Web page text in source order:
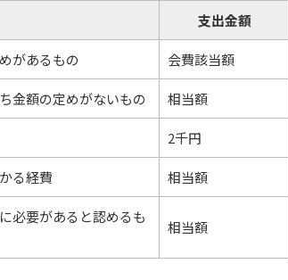
支出金額
があるもの 会費該当額
金額の定めがないもの 相当額
2千円
る経費 相当額
必要があると認めるも
相当額